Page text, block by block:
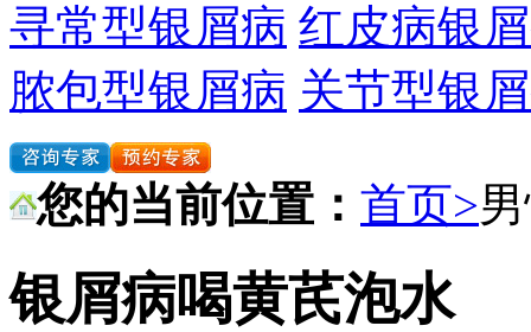
寻常型银屑病 红皮病银
脓包型银屑病 关节型银
您的当前位置： 首页>
银屑病喝黄芪泡水